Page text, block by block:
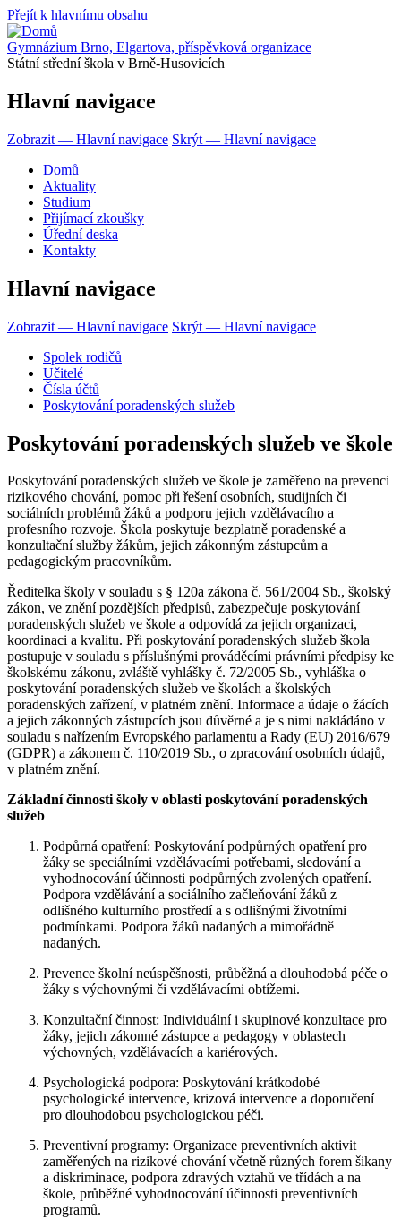
Přejít k hlavnímu obsahu
Gymnázium Brno, Elgartova, příspěvková organizace
Státní střední škola v Brně-Husovicích
Hlavní navigace
Zobrazit — Hlavní navigace Skrýt — Hlavní navigace
Domů
Aktuality
Studium
Přijímací zkoušky
Úřední deska
Kontakty
Hlavní navigace
Zobrazit — Hlavní navigace Skrýt — Hlavní navigace
Spolek rodičů
Učitelé
Čísla účtů
Poskytování poradenských služeb
Poskytování poradenských služeb ve škole
Poskytování poradenských služeb ve škole je zaměřeno na prevenci
rizikového chování, pomoc při řešení osobních, studijních či
sociálních problémů žáků a podporu jejich vzdělávacího a
profesního rozvoje. Škola poskytuje bezplatně poradenské a
konzultační služby žákům, jejich zákonným zástupcům a
pedagogickým pracovníkům.
Ředitelka školy v souladu s § 120a zákona č. 561/2004 Sb., školský
zákon, ve znění pozdějších předpisů, zabezpečuje poskytování
poradenských služeb ve škole a odpovídá za jejich organizaci,
koordinaci a kvalitu. Při poskytování poradenských služeb škola
postupuje v souladu s příslušnými prováděcími právními předpisy ke
školskému zákonu, zvláště vyhlášky č. 72/2005 Sb., vyhláška o
poskytování poradenských služeb ve školách a školských
poradenských zařízení, v platném znění. Informace a údaje o žácích
a jejich zákonných zástupcích jsou důvěrné a je s nimi nakládáno v
souladu s nařízením Evropského parlamentu a Rady (EU) 2016/679
(GDPR) a zákonem č. 110/2019 Sb., o zpracování osobních údajů,
v platném znění.
Základní činnosti školy v oblasti poskytování poradenských
služeb
Podpůrná opatření: Poskytování podpůrných opatření pro
žáky se speciálními vzdělávacími potřebami, sledování a
vyhodnocování účinnosti podpůrných zvolených opatření.
Podpora vzdělávání a sociálního začleňování žáků z
odlišného kulturního prostředí a s odlišnými životními
podmínkami. Podpora žáků nadaných a mimořádně
nadaných.
Prevence školní neúspěšnosti, průběžná a dlouhodobá péče o
žáky s výchovnými či vzdělávacími obtížemi.
Konzultační činnost: Individuální i skupinové konzultace pro
žáky, jejich zákonné zástupce a pedagogy v oblastech
výchovných, vzdělávacích a kariérových.
Psychologická podpora: Poskytování krátkodobé
psychologické intervence, krizová intervence a doporučení
pro dlouhodobou psychologickou péči.
Preventivní programy: Organizace preventivních aktivit
zaměřených na rizikové chování včetně různých forem šikany
a diskriminace, podpora zdravých vztahů ve třídách a na
škole, průběžné vyhodnocování účinnosti preventivních
programů.